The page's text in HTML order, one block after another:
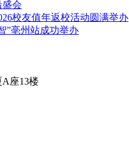
会
校友值年返校活动圆满举办
”亳州站成功举办
座13楼